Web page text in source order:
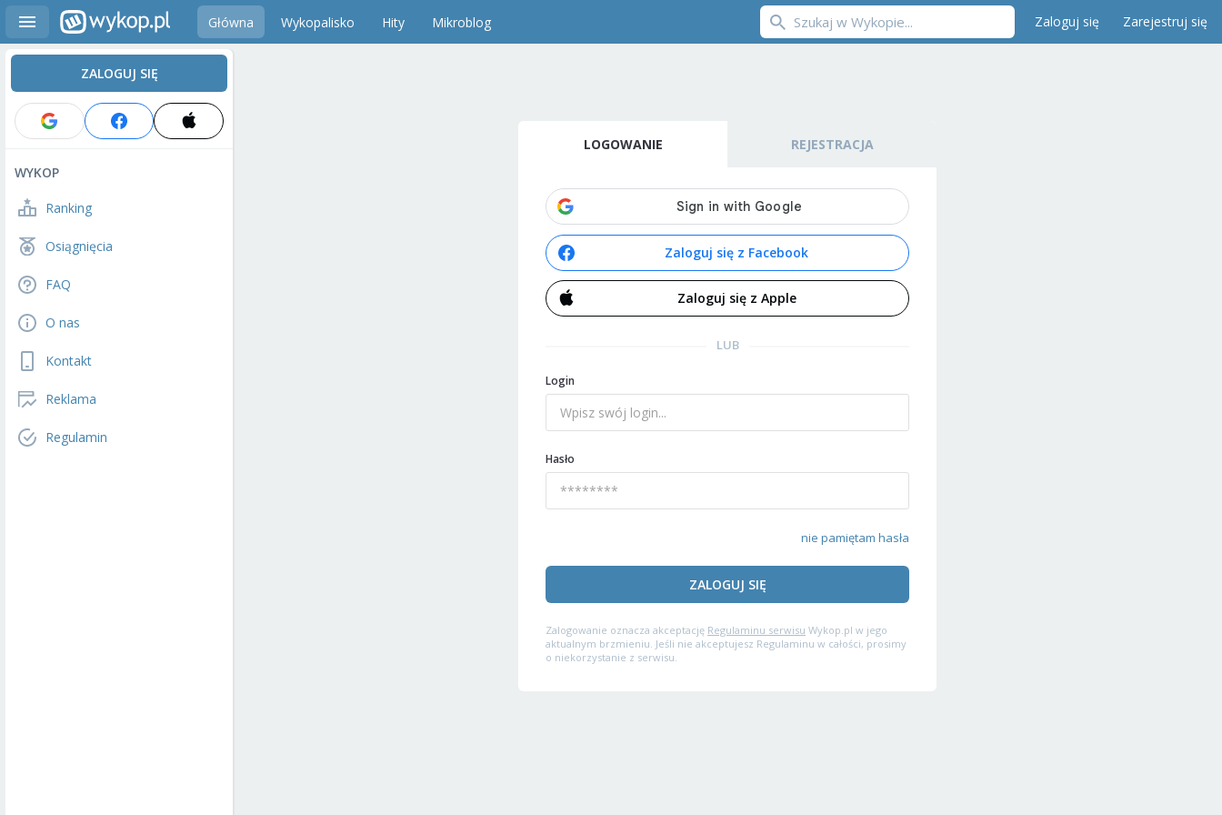
Główna Wykopalisko Hity Mikroblog Zaloguj się Zarejestruj się
ZALOGUJ SIĘ
WYKOP
Ranking
Osiągnięcia
FAQ
O nas
Kontakt
Reklama
Regulamin
LOGOWANIE REJESTRACJA
Zaloguj się z Facebook
Zaloguj się z Apple
LUB
Login
Hasło
nie pamiętam hasła
ZALOGUJ SIĘ
Zalogowanie oznacza akceptację Regulaminu serwisu Wykop.pl w jego
aktualnym brzmieniu. Jeśli nie akceptujesz Regulaminu w całości, prosimy
o niekorzystanie z serwisu.